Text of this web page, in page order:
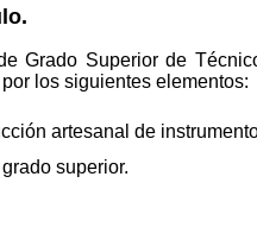
Grado Superior de
los siguientes elementos:
artesanal de
superior.